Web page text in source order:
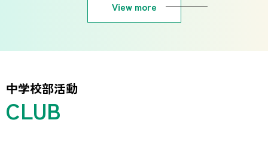
View more
中学校部活動